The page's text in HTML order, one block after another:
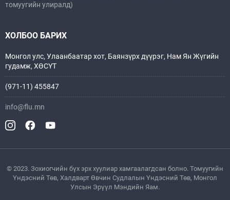
томуугийн улиралд)
ХОЛБОО БАРИХ
Монгол улс, Улаанбаатар хот, Баянзүрх дүүрэг, Нам Ян Жүгийн
гудамж, ХӨСҮТ
(971-11) 455847
info@flu.mn
© 2023. Зохиогчийн бүх эрх хуулиар хамгаалагдсан болно. Томуугийн
Үндэсний Төв, Xалдварт Өвчин Судлалын Үндэсний Төв, Монгол
Улсын Эрүүл Мэндийн Яам.